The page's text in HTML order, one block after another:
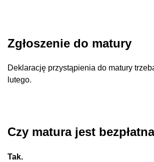
Zgłoszenie do matury
Deklarację przystąpienia do matury
lutego.
Czy matura jest
Tak.